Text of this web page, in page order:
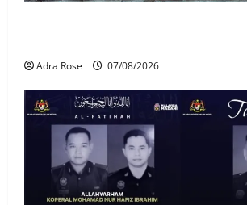
Adra Rose 07/08/2026